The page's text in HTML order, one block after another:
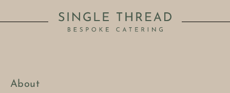
About